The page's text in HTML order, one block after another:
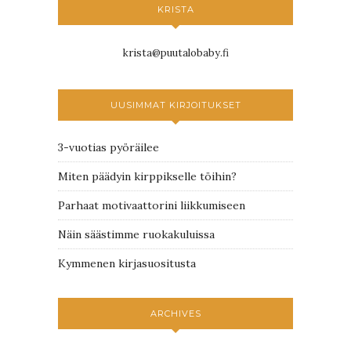
KRISTA
krista@puutalobaby.fi
UUSIMMAT KIRJOITUKSET
3-vuotias pyöräilee
Miten päädyin kirppikselle töihin?
Parhaat motivaattorini liikkumiseen
Näin säästimme ruokakuluissa
Kymmenen kirjasuositusta
ARCHIVES